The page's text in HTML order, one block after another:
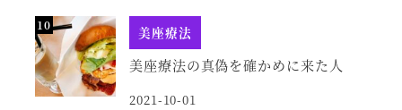
美座療法
美座療法の真偽を確かめに来た人
2021-10-01